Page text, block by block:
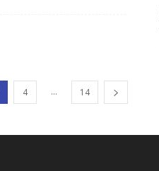
4 ... 14